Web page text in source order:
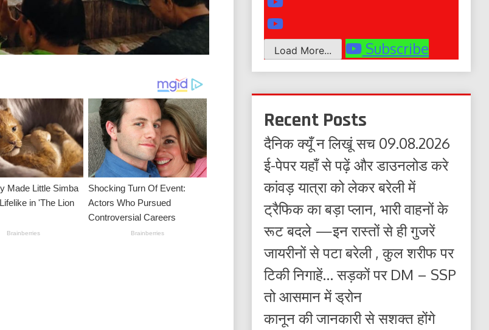
Load More... Subscribe
Recent Posts
दैनिक क्यूँ न लिखूं सच 09.08.2026
ई-पेपर यहाँ से पढ़ें और डाउनलोड करे
कांवड़ यात्रा को लेकर बरेली में
ट्रैफिक का बड़ा प्लान, भारी वाहनों के
रूट बदले —इन रास्तों से ही गुजरें
जायरीनों से पटा बरेली , कुल शरीफ पर
टिकी निगाहें… सड़कों पर DM – SSP
तो आसमान में ड्रोन
कानून की जानकारी से सशक्त होंगे